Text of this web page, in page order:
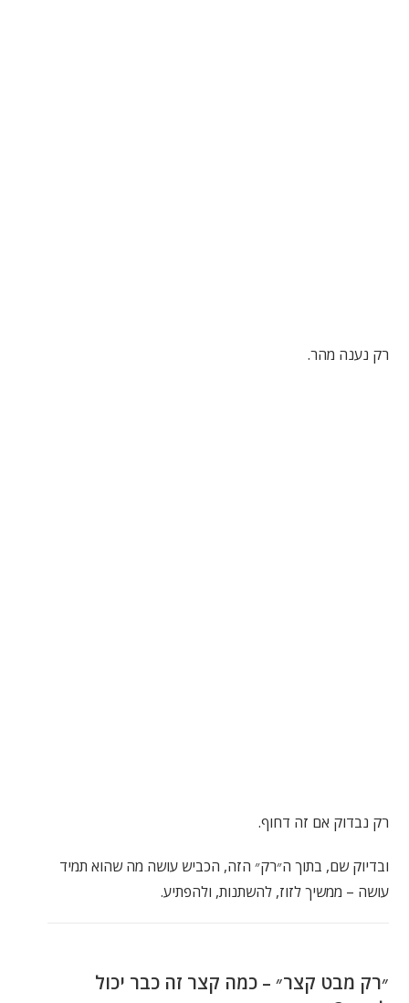
רק נענה מהר.
רק נבדוק אם זה דחוף.
ובדיוק שם, בתוך ה״רק״ הזה, הכביש עושה מה שהוא תמיד
עושה – ממשיך לזוז, להשתנות, ולהפתיע.
״רק מבט קצר״ – כמה קצר זה כבר יכול